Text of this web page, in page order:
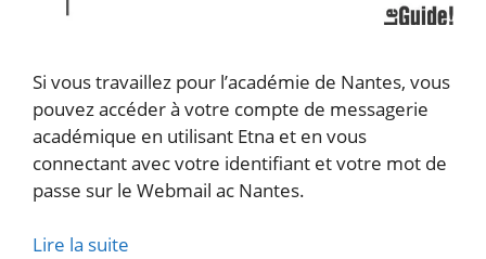
Si vous travaillez pour l’académie de Nantes, vous
pouvez accéder à votre compte de messagerie
académique en utilisant Etna et en vous
connectant avec votre identifiant et votre mot de
passe sur le Webmail ac Nantes.
Lire la suite